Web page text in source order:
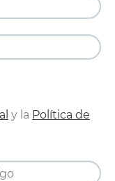
y la Política de